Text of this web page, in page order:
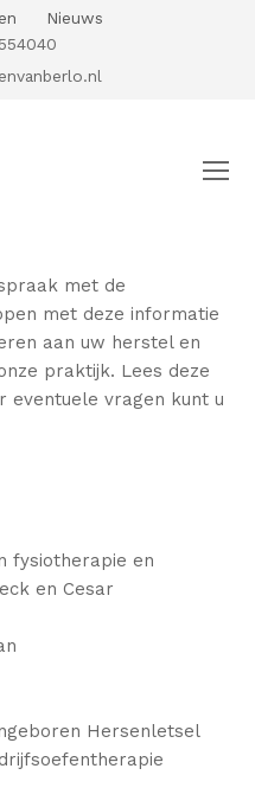
Nieuws
met de
met deze informatie
aan uw herstel en
praktijk. Lees deze
eventuele vragen kunt u
fysiotherapie en
en Cesar
Hersenletsel